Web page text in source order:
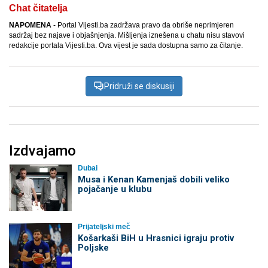
Chat čitatelja
NAPOMENA - Portal Vijesti.ba zadržava pravo da obriše neprimjeren
sadržaj bez najave i objašnjenja. Mišljenja iznešena u chatu nisu stavovi
redakcije portala Vijesti.ba. Ova vijest je sada dostupna samo za čitanje.
Pridruži se diskusiji
Izdvajamo
Dubai
Musa i Kenan Kamenjaš dobili veliko
pojačanje u klubu
Prijateljski meč
Košarkaši BiH u Hrasnici igraju protiv
Poljske